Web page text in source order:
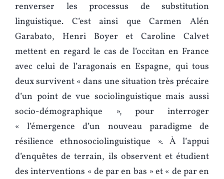
renverser les processus de substitution
linguistique. C’est ainsi que Carmen Alén
Garabato, Henri Boyer et Caroline Calvet
mettent en regard le cas de l’occitan en France
avec celui de l’aragonais en Espagne, qui tous
deux survivent « dans une situation très précaire
d’un point de vue sociolinguistique mais aussi
socio-démographique », pour interroger
« l’émergence d’un nouveau paradigme de
résilience ethnosociolinguistique ». À l’appui
d’enquêtes de terrain, ils observent et étudient
des interventions « de par en bas » et « de par en